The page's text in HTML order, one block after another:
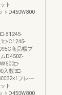
ト
トD450W800
B1245-
C1245-
商品幅プ
D450Z-
入数3□-
フレー
ト
トD450W800